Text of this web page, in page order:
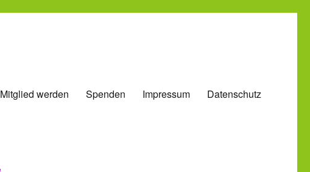
Mitglied werden Spenden Impressum Datenschutz